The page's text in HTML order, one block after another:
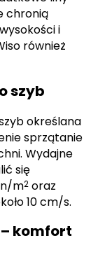
chronią
i
również
szyb
określana
sprzątanie
Wydajne
się
m2 oraz
10 cm/s.
komfort